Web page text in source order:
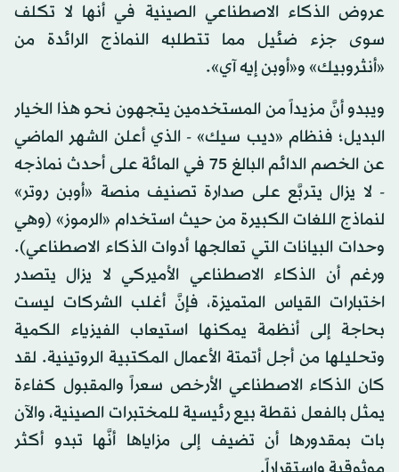
عروض الذكاء الاصطناعي الصينية في أنها لا تكلف
سوى جزء ضئيل مما تتطلبه النماذج الرائدة من
«أنثروبيك» و«أوبن إيه آي».
ويبدو أنَّ مزيداً من المستخدمين يتجهون نحو هذا الخيار
البديل؛ فنظام «ديب سيك» - الذي أعلن الشهر الماضي
عن الخصم الدائم البالغ 75 في المائة على أحدث نماذجه
- لا يزال يتربَّع على صدارة تصنيف منصة «أوبن روتر»
لنماذج اللغات الكبيرة من حيث استخدام «الرموز» (وهي
وحدات البيانات التي تعالجها أدوات الذكاء الاصطناعي).
ورغم أن الذكاء الاصطناعي الأميركي لا يزال يتصدر
اختبارات القياس المتميزة، فإنَّ أغلب الشركات ليست
بحاجة إلى أنظمة يمكنها استيعاب الفيزياء الكمية
وتحليلها من أجل أتمتة الأعمال المكتبية الروتينية. لقد
كان الذكاء الاصطناعي الأرخص سعراً والمقبول كفاءة
يمثل بالفعل نقطة بيع رئيسية للمختبرات الصينية، والآن
بات بمقدورها أن تضيف إلى مزاياها أنَّها تبدو أكثر